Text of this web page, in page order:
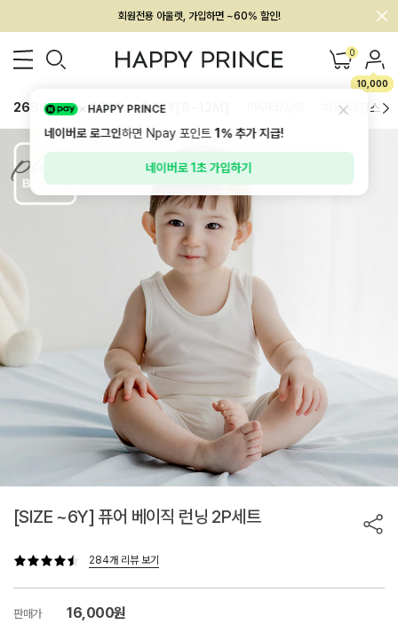
회원전용 아울렛, 가입하면 ~60% 할인!
멤버십 최대 28,000원 혜택 0
10,000
26SS 신상 BEST BABY[6~12M] 하의/레깅스
[SIZE ~6Y] 퓨어 베이직 런닝 2P세트
284개 리뷰 보기
판매가 16,000원
HAPPY PRINCE
네이버로 로그인하면 Npay 포인트1%추가 지급!
네이버로 1초 가입하기